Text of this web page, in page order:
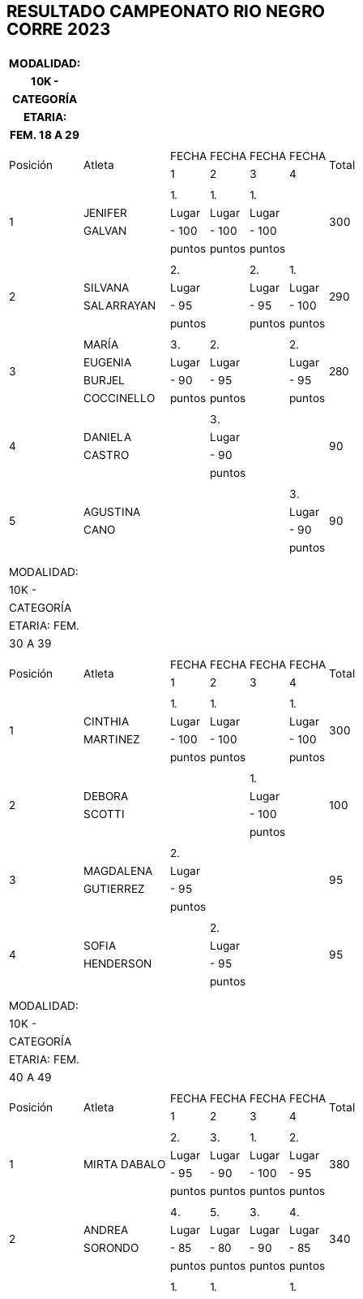
RESULTADO CAMPEONATO RIO NEGRO
CORRE 2023
MODALIDAD:
10K -
CATEGORÍA
ETARIA:
FEM. 18 A 29
Posición Atleta
FECHA
1
FECHA
2
FECHA
3
FECHA
4
Total
1
JENIFER
GALVAN
1.
Lugar
- 100
puntos
1.
Lugar
- 100
puntos
1.
Lugar
- 100
puntos
300
2
SILVANA
SALARRAYAN
2.
Lugar
- 95
puntos
2.
Lugar
- 95
puntos
1.
Lugar
- 100
puntos
290
3
MARÍA
EUGENIA
BURJEL
COCCINELLO
3.
Lugar
- 90
puntos
2.
Lugar
- 95
puntos
2.
Lugar
- 95
puntos
280
4
DANIELA
CASTRO
3.
Lugar
- 90
puntos
90
5
AGUSTINA
CANO
3.
Lugar
- 90
puntos
90
MODALIDAD:
10K -
CATEGORÍA
ETARIA: FEM.
30 A 39
Posición Atleta
FECHA
1
FECHA
2
FECHA
3
FECHA
4
Total
1
CINTHIA
MARTINEZ
1.
Lugar
- 100
puntos
1.
Lugar
- 100
puntos
1.
Lugar
- 100
puntos
300
2
DEBORA
SCOTTI
1.
Lugar
- 100
puntos
100
3
MAGDALENA
GUTIERREZ
2.
Lugar
- 95
puntos
95
4
SOFIA
HENDERSON
2.
Lugar
- 95
puntos
95
MODALIDAD:
10K -
CATEGORÍA
ETARIA: FEM.
40 A 49
Posición Atleta
FECHA
1
FECHA
2
FECHA
3
FECHA
4
Total
1 MIRTA DABALO
2.
Lugar
- 95
puntos
3.
Lugar
- 90
puntos
1.
Lugar
- 100
puntos
2.
Lugar
- 95
puntos
380
2
ANDREA
SORONDO
4.
Lugar
- 85
puntos
5.
Lugar
- 80
puntos
3.
Lugar
- 90
puntos
4.
Lugar
- 85
puntos
340
1.
1.
1.